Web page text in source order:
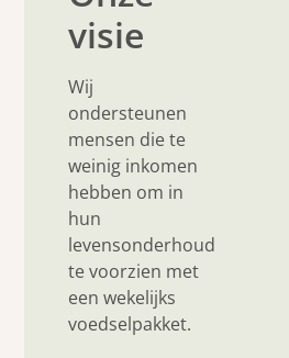
visie
Wij
ondersteunen
mensen die te
weinig inkomen
hebben om in
hun
levensonderhoud
te voorzien met
een wekelijks
voedselpakket.